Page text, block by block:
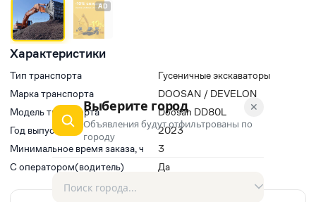
Характеристики
Тип транспорта
Гусеничные экскаваторы
Марка транспорта
DOOSAN / DEVELON
Модель транспорта
Doosan DD80L
Год выпуска
2023
Минимальное время заказа, ч
3
С оператором(водитель)
Да
AD
✕
Выберите город
Объявления будут отфильтрованы по
городу